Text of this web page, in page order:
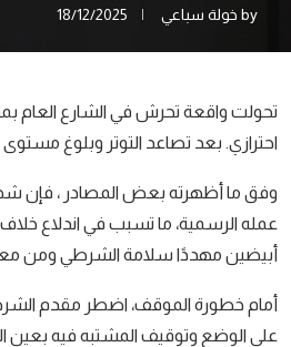
by خولة سباعي 18/12/2025
احترازي. بعد تصاعد التوتر وبلوغ مستوى
وفق ما أظهرته بعض المصادر ، فإن
عمله الرسمية، ما تسبب في اندلاع
أبيضين مهددًا سلامة الشرطي ومن
أمام خطورة الموقف، اضطر مقدم
على الوضع وتوقيف المشتبه فيه بعين